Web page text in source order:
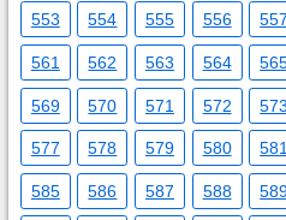
553 554 555 556 557
561 562 563 564
569 570 571 572 573
577 578 579 580 581
585 586 587 588